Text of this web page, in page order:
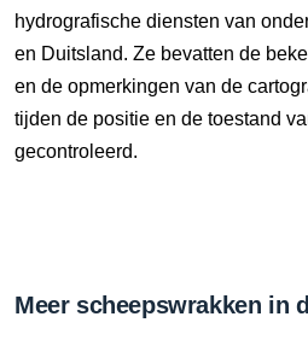
hydrografische diensten van
en Duitsland. Ze bevatten de
en de opmerkingen van de
tijden de positie en de toestand
gecontroleerd.
Meer scheepswrakken in